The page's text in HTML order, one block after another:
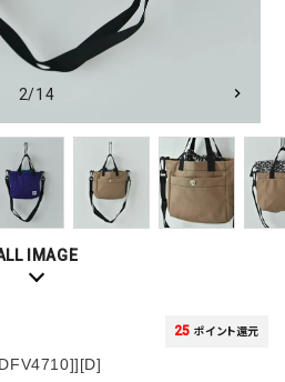
2/14
IMAGE
25 ポイント還元